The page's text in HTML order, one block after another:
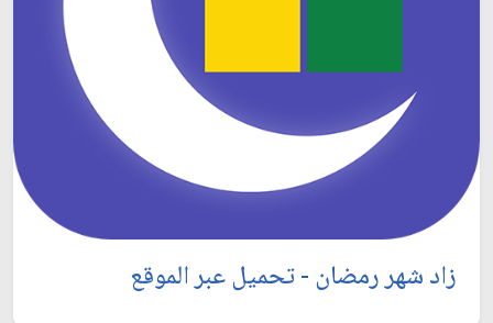
زاد شهر رمضان - تحميل عبر الموقع